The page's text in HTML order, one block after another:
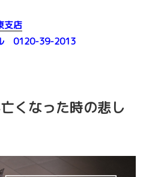
支店
0120-39-2013
くなった時の悲し